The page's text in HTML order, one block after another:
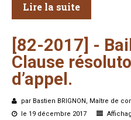
Lire la suite
[82-2017] - Bail
Clause
d’appel.
par Bastien BRIGNON, Maître de
le 19 décembre 2017